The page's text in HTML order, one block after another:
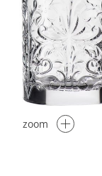
zoom